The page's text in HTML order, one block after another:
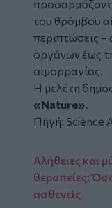
του θρόμβου
περιπτώσεις
οργάνων έως
αιμορραγίας.
Η μελέτη
«Nature».
Πηγή: Science
Αλήθειες και
θεραπείες:
ασθενείς